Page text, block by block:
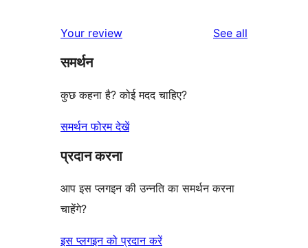
Your review See all
समर्थन
कुछ कहना है? कोई मदद चाहिए?
समर्थन फोरम देखें
प्रदान करना
आप इस प्लगइन की उन्नति का समर्थन करना
चाहेंगे?
इस प्लगइन को प्रदान करें